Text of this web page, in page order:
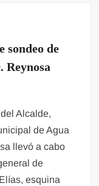
sondeo de
Reynosa
Alcalde,
de Agua
llevó a cabo
de
esquina